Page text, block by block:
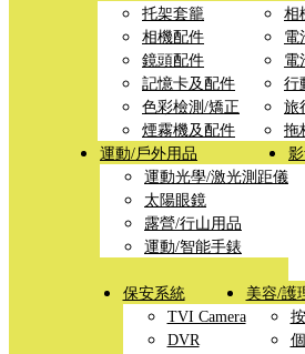
托架套籠
相機配件
鏡頭配件
記憶卡及配件
色彩檢測/矯正
煙霧機及配件
相
電
電
行
旅
拖
運動/戶外用品
運動光學/激光測距儀
太陽眼鏡
露營/行山用品
運動/智能手錶
保安系統
TVI Camera
DVR
美容/護